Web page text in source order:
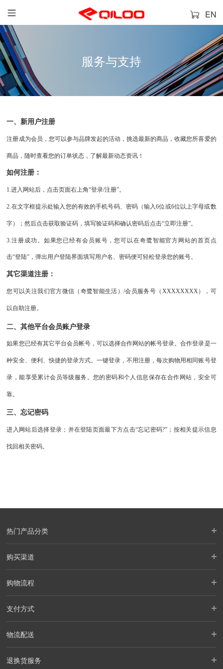
EN
服务与支持
一、新用户注册
注册成为会员，您可以参与品牌发起的活动，挑选最新的商品，收藏您所喜爱的
商品，随时查看您的订单状态，了解最新动态资讯！
如何注册：
1.进入网站后，点击页面右上角“登录/注册”。
2.在文字框提示处输入您的有效的手机号码、密码（输入6位或6位以上字母或数
字）；然后点击获取验证码，填写验证码和确认密码后点击“立即注册”。
3. 注册成功。如果您已经有会员账号，您可以在奇鹭智能官方网站的首页点
击“登陆”，弹出用户登陆界面填写用户名、密码便可轻松登录您的账号。
其它渠道注册：
您可以关注我们官方微信（奇鹭智能生活）/会员服务号（XXXXXXXX），可
以自助注册。
二、其他平台会员账户登录
如果您已经有其它平台会员帐号，可以选择合作网站的帐号登录。合作登录是一
种安全、便利、快捷的登录方式。一键登录，不用注册，每次购物用相同账号登
录，能享受累计会员等级服务。您的密码和个人信息保存在合作网站，安全可
靠。
三、忘记密码
进入网站后选择登录；并在登陆页面最下方点击“忘记密码?”；按相关提示信息
找回相关密码。
热门产品分类
购买渠道
购物流程
支付方式
物流配送
退换货服务